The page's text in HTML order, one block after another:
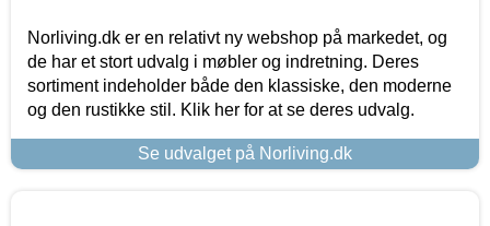
Norliving.dk er en relativt ny webshop på markedet, og
de har et stort udvalg i møbler og indretning. Deres
sortiment indeholder både den klassiske, den moderne
og den rustikke stil. Klik her for at se deres udvalg.
Se udvalget på Norliving.dk